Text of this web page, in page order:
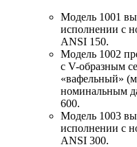
Модель 1001
исполнении с
ANSI 150.
Модель 1002
с V-образным
«вафельный»
номинальным
600.
Модель 1003
исполнении с
ANSI 300.